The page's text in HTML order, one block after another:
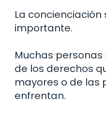
La
importante.
Muchas
de los derechos
mayores o de las
enfrentan.